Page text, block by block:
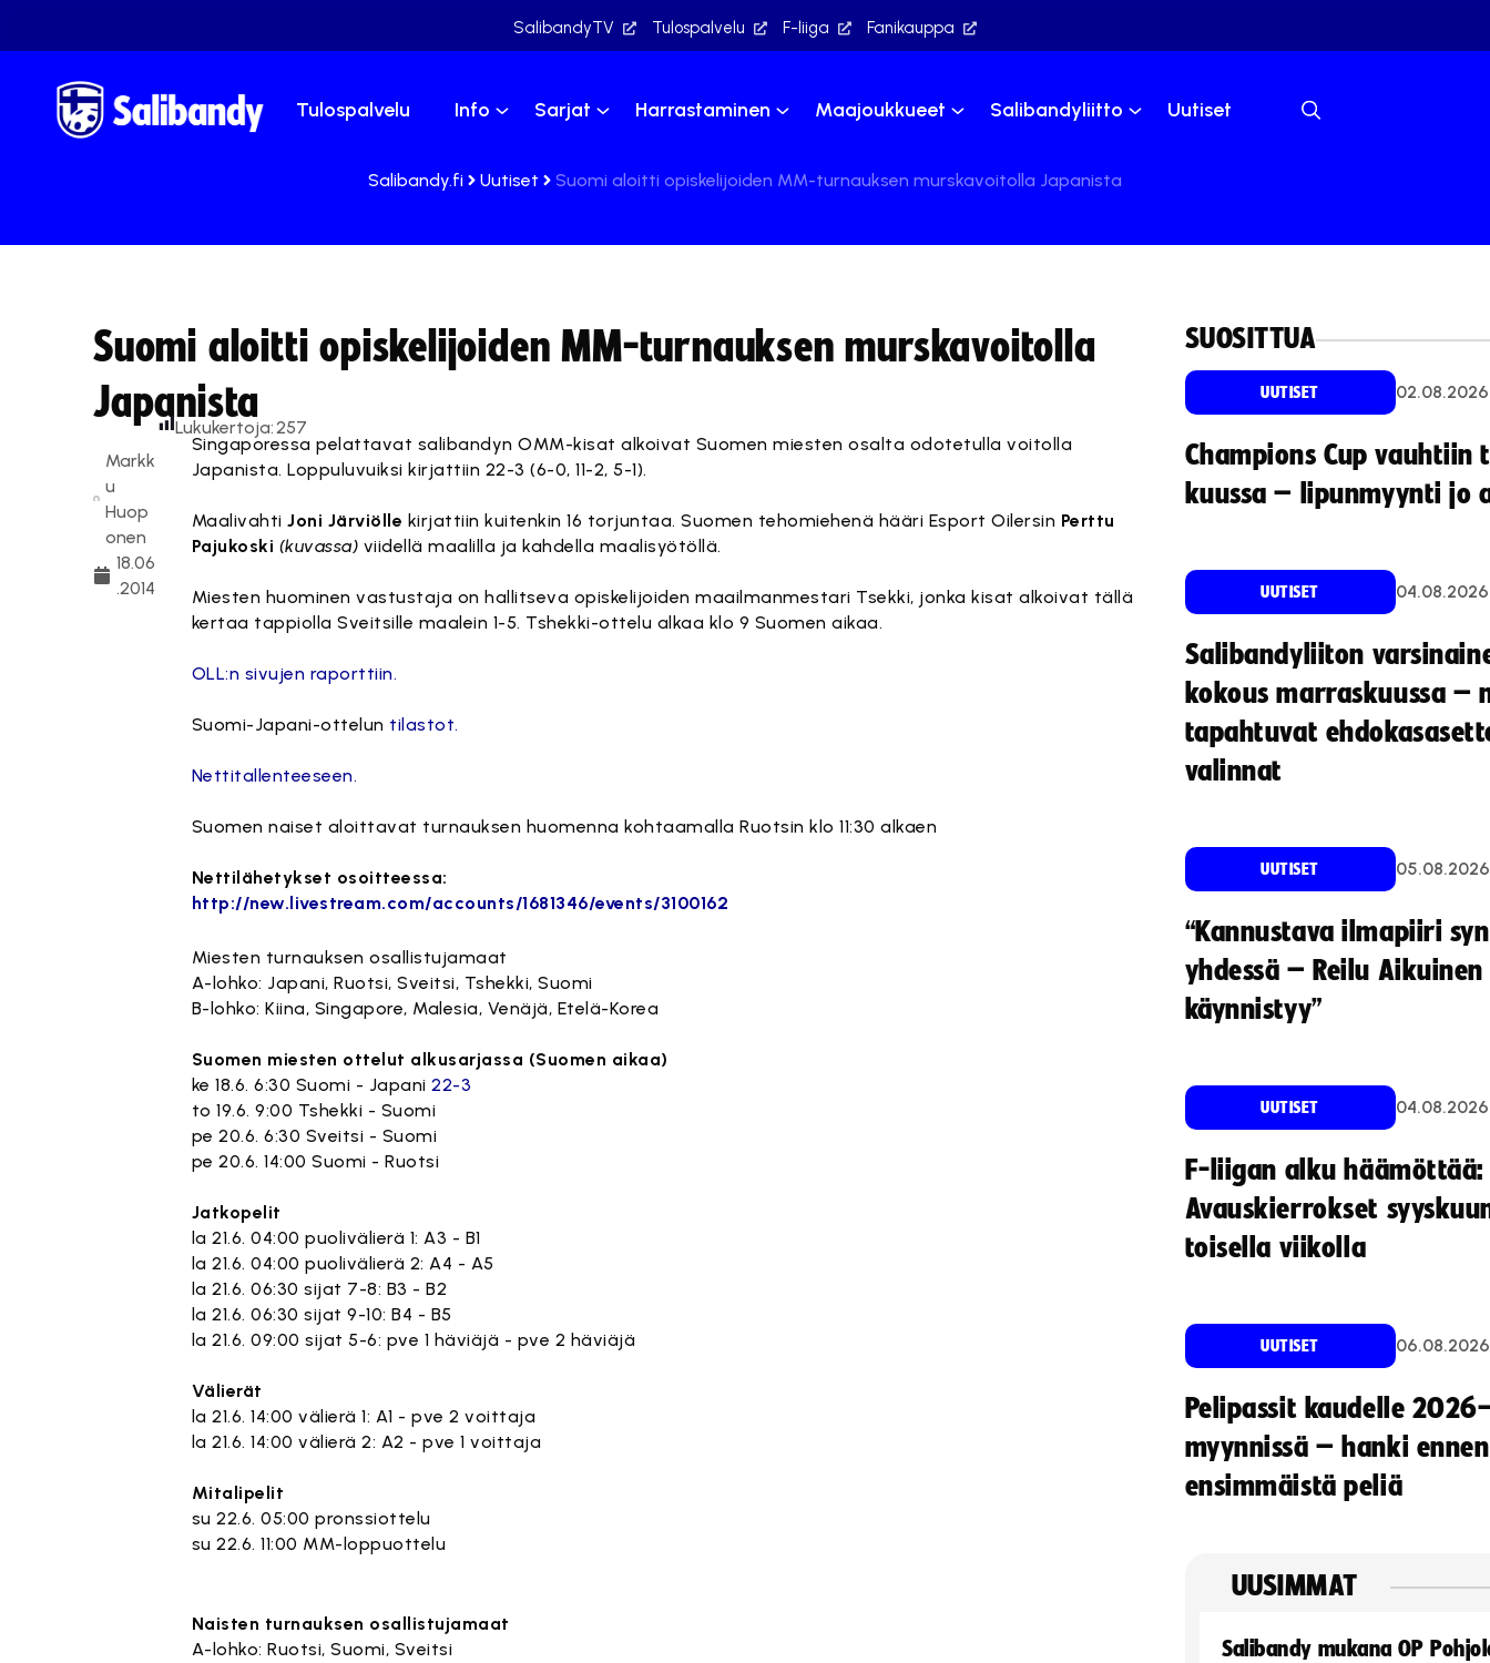
SalibandyTV Tulospalvelu F-liiga Fanikauppa
Tulospalvelu Info Sarjat Harrastaminen Maajoukkueet Salibandyliitto Uutiset
Salibandy.fi Uutiset Suomi aloitti opiskelijoiden MM-turnauksen murskavoitolla Japanista
Suomi aloitti opiskelijoiden MM-turnauksen murskavoitolla
Japanista
Markk
u
Huop
onen
18.06
.2014
Lukukertoja:257
Singaporessa pelattavat salibandyn OMM-kisat alkoivat Suomen miesten osalta odotetulla voitolla
Japanista. Loppuluvuiksi kirjattiin 22-3 (6-0, 11-2, 5-1).
MaalivahtiJoni Järviölle kirjattiin kuitenkin 16 torjuntaa. Suomen tehomiehenä hääri Esport Oilersin Perttu
Pajukoski (kuvassa) viidellä maalilla ja kahdella maalisyötöllä.
Miesten huominen vastustaja on hallitseva opiskelijoiden maailmanmestari Tsekki, jonka kisat alkoivat tällä
kertaa tappiolla Sveitsille maalein 1-5. Tshekki-ottelu alkaa klo 9 Suomen aikaa.
OLL:n sivujen raporttiin.
Suomi-Japani-ottelun tilastot.
Nettitallenteeseen.
Suomen naiset aloittavat turnauksen huomenna kohtaamalla Ruotsin klo 11:30 alkaen
Nettilähetykset osoitteessa:
http://new.livestream.com/accounts/1681346/events/3100162
Miesten turnauksen osallistujamaat
A-lohko: Japani, Ruotsi, Sveitsi, Tshekki, Suomi
B-lohko: Kiina, Singapore, Malesia, Venäjä, Etelä-Korea
Suomen miesten ottelut alkusarjassa (Suomen aikaa)
ke 18.6. 6:30 Suomi - Japani22-3
to 19.6. 9:00 Tshekki - Suomi
pe 20.6. 6:30 Sveitsi - Suomi
pe 20.6. 14:00 Suomi - Ruotsi
Jatkopelit
la 21.6. 04:00 puolivälierä 1: A3 - B1
la 21.6. 04:00 puolivälierä 2: A4 - A5
la 21.6. 06:30 sijat 7-8: B3 - B2
la 21.6. 06:30 sijat 9-10: B4 - B5
la 21.6. 09:00 sijat 5-6: pve 1 häviäjä - pve 2 häviäjä
Välierät
la 21.6. 14:00 välierä 1: A1 - pve 2 voittaja
la 21.6. 14:00 välierä 2: A2 - pve 1 voittaja
Mitalipelit
su 22.6. 05:00 pronssiottelu
su 22.6. 11:00 MM-loppuottelu
Naisten turnauksen osallistujamaat
A-lohko: Ruotsi, Suomi, Sveitsi
SUOSITTUA
UUTISET 02.08.2026
Champions Cup vauhtiin
kuussa – lipunmyynti jo
UUTISET 04.08.2026
Salibandyliiton
kokous marraskuussa –
tapahtuvat
valinnat
UUTISET 05.08.2026
“Kannustava ilmapiiri
yhdessä – Reilu
käynnistyy”
UUTISET 04.08.2026
F-liigan alku häämöttää:
Avauskierrokset
toisella viikolla
UUTISET 06.08.2026
Pelipassit kaudelle
myynnissä – hanki ennen
ensimmäistä peliä
UUSIMMAT
Salibandy mukana OP